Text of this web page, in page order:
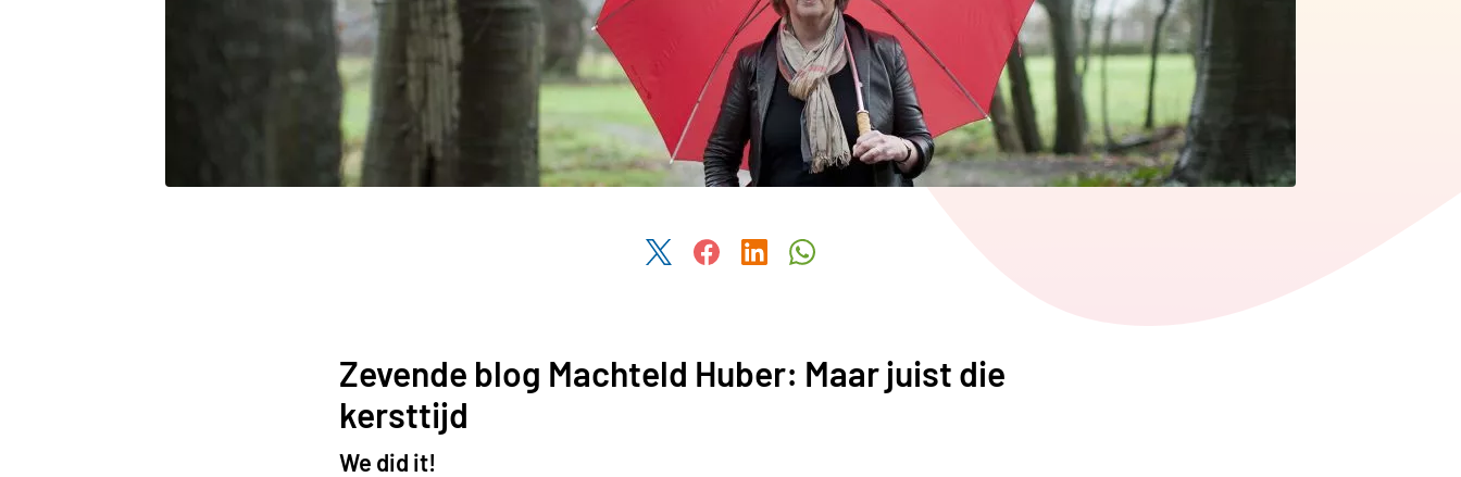
Deel dit artikel via Twitter
Deel dit artikel via Facebook
Deel dit artikel via LinkedIn
Zevende blog Machteld Huber: Maar juist die
kersttijd
We did it!